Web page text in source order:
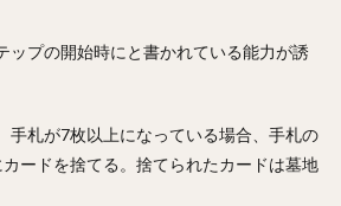
プの開始時にと書かれている能力が誘
札が7枚以上になっている場合、手札の
ードを捨てる。捨てられたカードは墓地